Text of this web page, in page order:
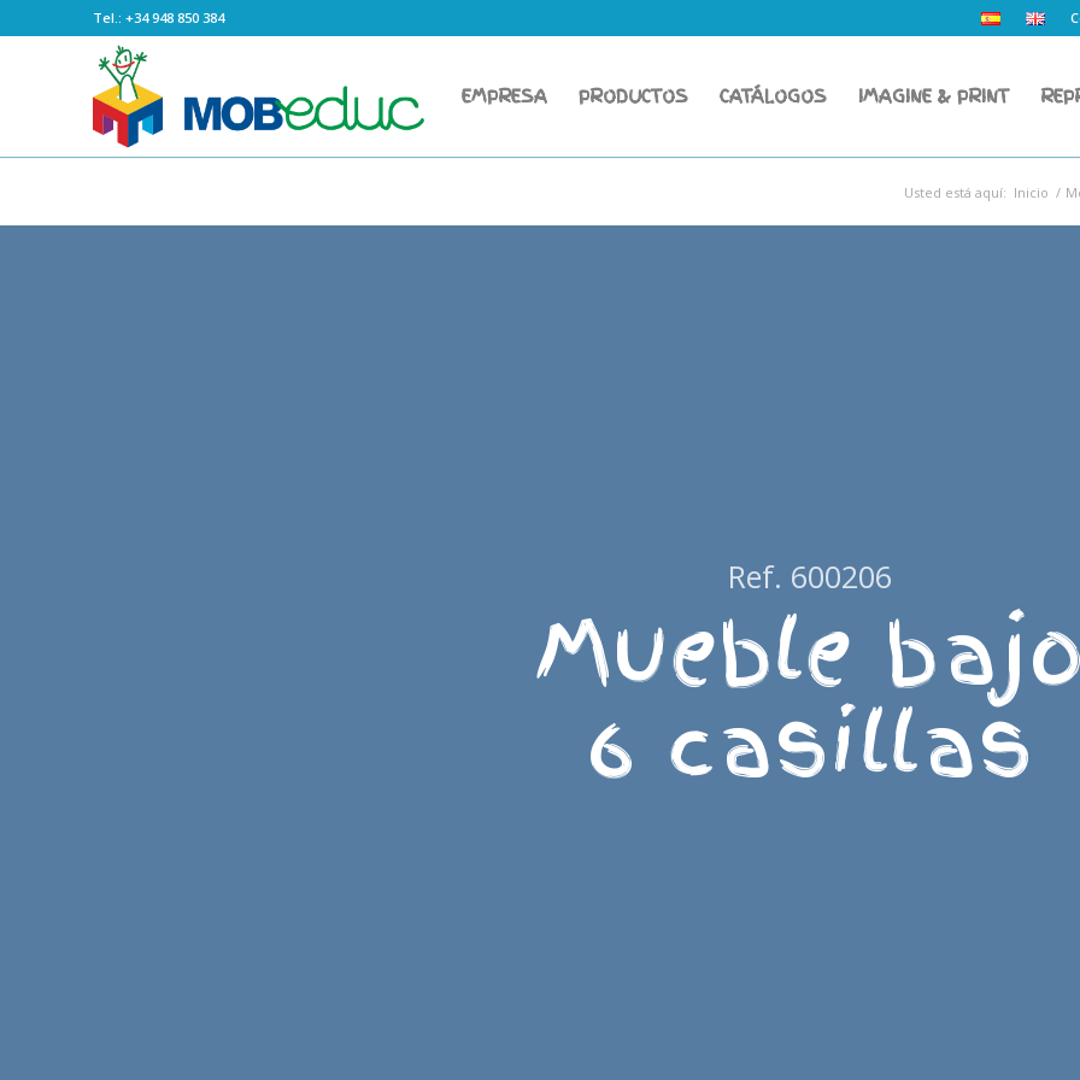
Tel.: +34 948 850 384
EMPRESA PRODUCTOS CATÁLOGOS IMAGINE & PRINT
Usted está aquí: Inicio /
Ref. 600206
Mueble
6 casillas